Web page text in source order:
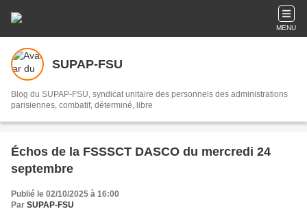
MENU
SUPAP-FSU
Blog du SUPAP-FSU, syndicat unitaire des personnels des administrations
parisiennes, combatif, déterminé, libre
Échos de la FSSSCT DASCO du mercredi 24
septembre
Publié le 02/10/2025 à 16:00
Par SUPAP-FSU